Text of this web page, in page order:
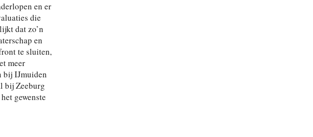
en er
die
dat zo’n
en
te sluiten,
meer
bij IJmuiden
bij Zeeburg
gewenste